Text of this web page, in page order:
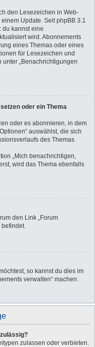
den Lesezeichen in Web-
Update. Seit phpBB 3.1
du kannst eine
wird. Abonnements
eines Themas oder eines
für Lesezeichen und
„Benachrichtigungen
oder ein Thema
oder es abonnieren, in dem
auswählst, die sich
des Themas
„Mich benachrichtigen,
wird das Thema ebenfalls
den Link „Forum
befindet.
so kannst du dies im
verwalten“ machen.
zulassen oder verbieten.